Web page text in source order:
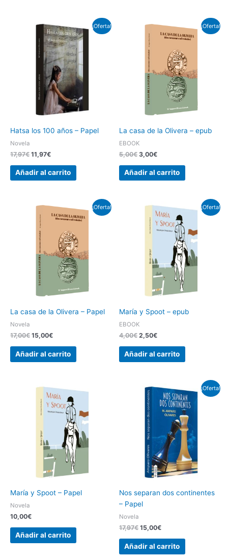
¡Oferta!
Hatsa los 100 años – Papel
Novela
17,97€
El
precio
original
era:
17,97€.
11,97€
El
precio
actual
es:
11,97€.
Añadir al carrito
¡Oferta!
La casa de la Olivera – epub
EBOOK
5,00€
precio
original
era:
5,00€.
3,00€
El
precio
actual
3,00€.
Añadir al carrito
¡Oferta!
La casa de la Olivera – Papel
Novela
17,00€
El
precio
original
era:
17,00€.
15,00€
El
precio
actual
15,00€.
Añadir al carrito
¡Oferta!
María y Spoot – epub
EBOOK
4,00€
precio
original
era:
2,50€
El
precio
actual
es:
2,50€.
Añadir al carrito
María y Spoot – Papel
Novela
10,00€
Añadir al carrito
¡Oferta!
Nos separan dos continentes
– Papel
Novela
17,97€
El
precio
original
era:
17,97€.
15,00€
El
precio
actual
es:
15,00€.
Añadir al carrito